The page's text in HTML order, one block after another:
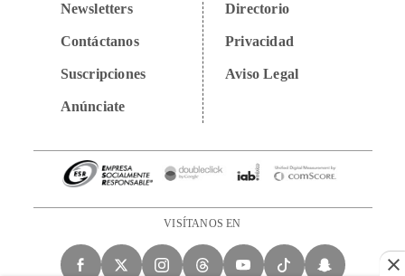
Newsletters
Contáctanos
Suscripciones
Anúnciate
Directorio
Privacidad
Aviso Legal
VISÍTANOS EN